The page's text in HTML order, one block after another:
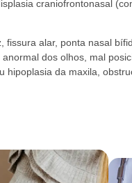
craniofrontonasal
fissura alar, ponta nasal
dos olhos, mal
hipoplasia da maxila,